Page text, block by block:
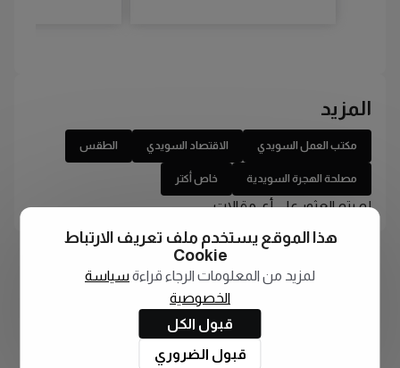
المزيد
مكتب العمل السويدي الاقتصاد السويدي الطقس
مصلحة الهجرة السويدية خاص أكتر
لم يتم العثور على أي مقالات
هذا الموقع يستخدم ملف تعريف الارتباط
Cookie
لمزيد من المعلومات الرجاء قراءة سياسة
الخصوصية
قبول الكل
قبول الضروري